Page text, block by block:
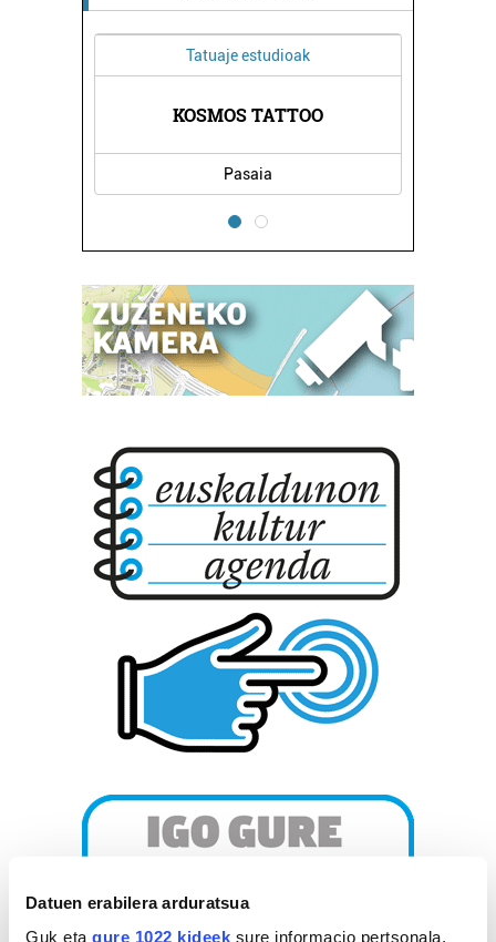
Datuen erabilera arduratsua
Guk eta gure 1022 kideek sure informacio pertsonala,
Tatuaje estudioak
KOSMOS TATTOO